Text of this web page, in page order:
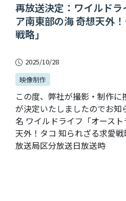
再放送決定：ワイルドラ
ア南東部の海 奇想天外
戦略」
2025/10/28
映像制作
この度、弊社が撮影・制作
が決定いたしましたのでお
名 ワイルドライフ「オース
天外！タコ 知られざる求愛
放送局区分放送日放送時